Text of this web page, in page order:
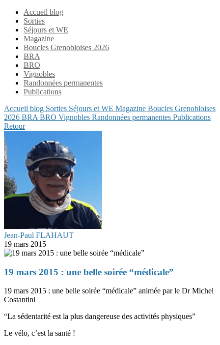
Accueil blog
Sorties
Séjours et WE
Magazine
Boucles Grenobloises 2026
BRA
BRO
Vignobles
Randonnées permanentes
Publications
Accueil blog Sorties Séjours et WE Magazine Boucles Grenobloises
2026 BRA BRO Vignobles Randonnées permanentes Publications
Retour
Jean-Paul FLAHAUT
19 mars 2015
19 mars 2015 : une belle soirée “médicale”
19 mars 2015 : une belle soirée “médicale” animée par le Dr Michel
Costantini
“La sédentarité est la plus dangereuse des activités physiques”
Le vélo, c’est la santé !